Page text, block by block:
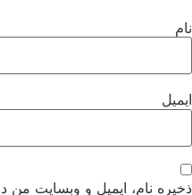
نام
ایمیل
ذخیره نام، ایمیل و وبسایت من